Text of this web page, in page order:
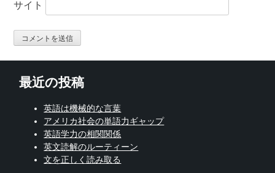
サイト
最近の投稿
英語は機械的な言葉
アメリカ社会の単語力ギャップ
英語学力の相関関係
英文読解のルーティーン
文を正しく読み取る